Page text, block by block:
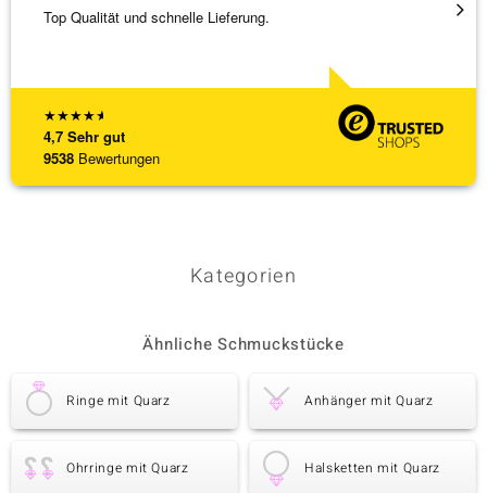
★★★★★
4,7 Sehr gut
9538 Bewertungen
Top Qualität und schnelle Lieferung.
Kategorien
Ähnliche Schmuckstücke
Ringe mit Quarz Anhänger mit Quarz
Ohrringe mit Quarz Halsketten mit Quarz